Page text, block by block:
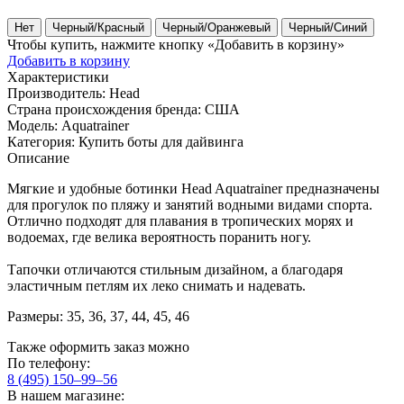
Нет Черный/Красный Черный/Оранжевый Черный/Синий
Чтобы купить, нажмите кнопку «Добавить в корзину»
Добавить в корзину
Характеристики
Производитель: Head
Страна происхождения бренда: США
Модель: Aquatrainer
Категория: Купить боты для дайвинга
Описание
Мягкие и удобные ботинки Head Aquatrainer предназначены
для прогулок по пляжу и занятий водными видами спорта.
Отлично подходят для плавания в тропических морях и
водоемах, где велика вероятность поранить ногу.
Тапочки отличаются стильным дизайном, а благодаря
эластичным петлям их леко снимать и надевать.
Размеры: 35, 36, 37, 44, 45, 46
Также оформить заказ можно
По телефону:
8 (495) 150–99–56
В нашем магазине: